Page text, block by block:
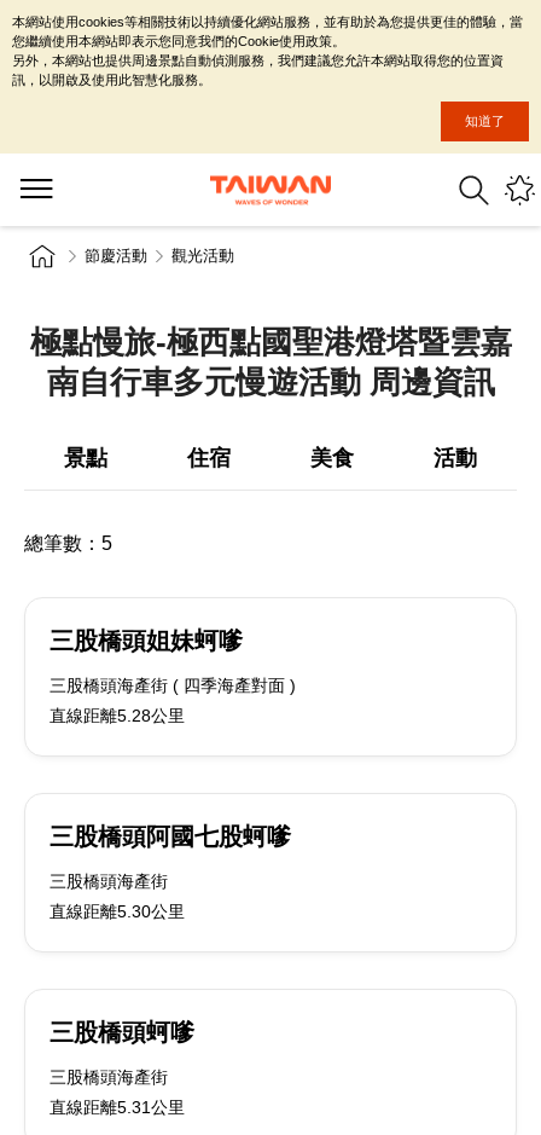
節慶活動 觀光活動
極點慢旅-極西點國聖港燈塔暨雲嘉
南自行車多元慢遊活動 周邊資訊
景點 住宿 美食 活動
總筆數： 5
三股橋頭姐妹蚵嗲
三股橋頭海產街 ( 四季海產對面 )
直線距離5.28公里
三股橋頭阿國七股蚵嗲
三股橋頭海產街
直線距離5.30公里
三股橋頭蚵嗲
三股橋頭海產街
直線距離5.31公里
本網站使用cookies等相關技術以持續優化網站服務，並有助於為您提供更佳的體驗，當
您繼續使用本網站即表示您同意我們的Cookie使用政策。
另外，本網站也提供周邊景點自動偵測服務，我們建議您允許本網站取得您的位置資
訊，以開啟及使用此智慧化服務。
知道了